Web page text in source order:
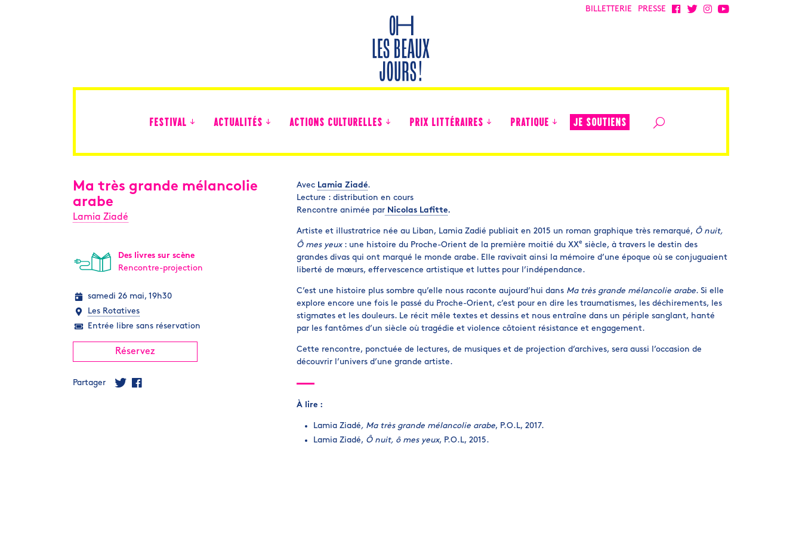
BILLETTERIE PRESSE
FESTIVAL ACTUALITÉS ACTIONS CULTURELLES
Des nouvelles des collégiens
PRIX LITTÉRAIRES PRATIQUE JE SOUTIENS
Ma très grande mélancolie
arabe
Lamia Ziadé
Des livres sur scène
Rencontre-projection
samedi 26 mai, 19h30
Les Rotatives
Entrée libre sans réservation
Réservez
Partager
Avec Lamia Ziadé.
Lecture : distribution en cours
Rencontre animée parNicolas Lafitte.
Artiste et illustratrice née au Liban, Lamia Zadié publiait en 2015 un roman graphique très remarqué, Ô nuit,
Ô mes yeux: une histoire du Proche-Orient de la première moitié du XXesiècle, à travers le destin des
grandes divas qui ont marqué le monde arabe. Elle ravivait ainsi la mémoire d’une époque où se conjuguaient
liberté de mœurs, effervescence artistique et luttes pour l’indépendance.
C’est une histoire plus sombre qu’elle nous raconte aujourd’hui dans Ma très grande mélancolie arabe. Si elle
explore encore une fois le passé du Proche-Orient, c’est pour en dire les traumatismes, les déchirements, les
stigmates et les douleurs. Le récit mêle textes et dessins et nous entraîne dans un périple sanglant, hanté
par les fantômes d’un siècle où tragédie et violence côtoient résistance et engagement.
Cette rencontre, ponctuée de lectures, de musiques et de projection d’archives, sera aussi l’occasion de
découvrir l’univers d’une grande artiste.
À lire :
Lamia Ziadé, Ma très grande mélancolie arabe, P.O.L, 2017.
Lamia Ziadé, Ô nuit, ô mes yeux, P.O.L, 2015.